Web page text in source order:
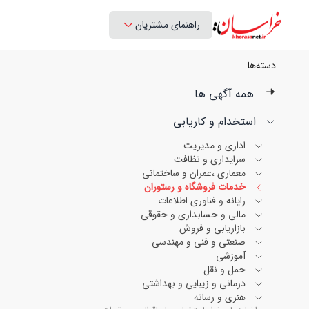
راهنمای مشتریان
دسته‌ها
همه آگهی ها
استخدام و کاریابی
اداری و مدیریت
سرایداری و نظافت
معماری ،عمران و ساختمانی
خدمات فروشگاه و رستوران
رایانه و فناوری اطلاعات
مالی و حسابداری و حقوقی
بازاریابی و فروش
صنعتی و فنی و مهندسی
آموزشی
حمل و نقل
درمانی و زیبایی و بهداشتی
هنری و رسانه